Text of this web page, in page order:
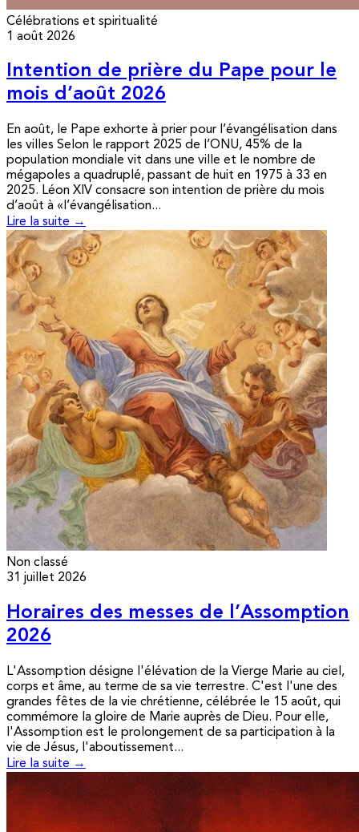
Célébrations et spiritualité
1 août 2026
Intention de prière du Pape pour le
mois d’août 2026
En août, le Pape exhorte à prier pour l’évangélisation dans
les villes Selon le rapport 2025 de l’ONU, 45% de la
population mondiale vit dans une ville et le nombre de
mégapoles a quadruplé, passant de huit en 1975 à 33 en
2025. Léon XIV consacre son intention de prière du mois
d’août à «l’évangélisation...
Lire la suite →
Non classé
31 juillet 2026
Horaires des messes de l’Assomption
2026
L'Assomption désigne l'élévation de la Vierge Marie au ciel,
corps et âme, au terme de sa vie terrestre. C'est l'une des
grandes fêtes de la vie chrétienne, célébrée le 15 août, qui
commémore la gloire de Marie auprès de Dieu. Pour elle,
l'Assomption est le prolongement de sa participation à la
vie de Jésus, l'aboutissement...
Lire la suite →